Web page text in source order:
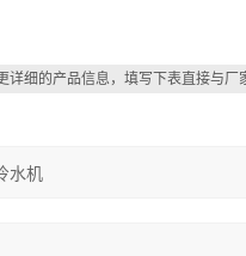
详细的产品信息，填写下表直接与厂